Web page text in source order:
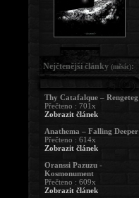
Nejčtenější články (měsíc):
Thy Catafalque – Rengeteg
Přečteno : 701x
Zobrazit článek
Anathema – Falling Deeper
Přečteno : 614x
Zobrazit článek
Oranssi Pazuzu -
Kosmonument
Přečteno : 609x
Zobrazit článek